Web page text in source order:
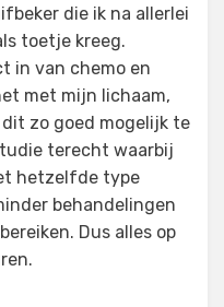
die ik na allerlei
toetje kreeg.
in van chemo en
met mijn lichaam,
zo goed mogelijk te
terecht waarbij
hetzelfde type
behandelingen
Dus alles op